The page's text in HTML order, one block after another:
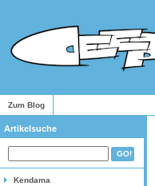
Zum Blog
Artikelsuche
Kendama